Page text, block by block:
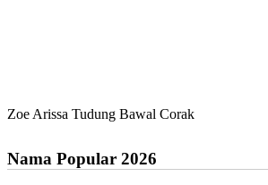
Zoe Arissa Tudung Bawal Corak
Nama Popular 2026